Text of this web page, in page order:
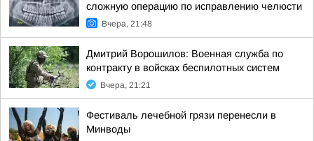
сложную операцию по исправлению челюсти
Вчера, 21:48
Дмитрий Ворошилов: Военная служба по
контракту в войсках беспилотных систем
Вчера, 21:21
Фестиваль лечебной грязи перенесли в
Минводы